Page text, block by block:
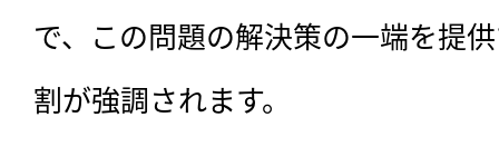
で、この問題の解決策の一端を提
割が強調されます。